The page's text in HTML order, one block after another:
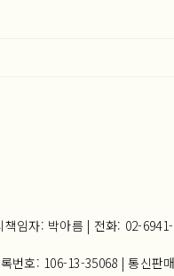
임자: 박아름 | 전화: 02-
번호: 106-13-35068 | 통신판